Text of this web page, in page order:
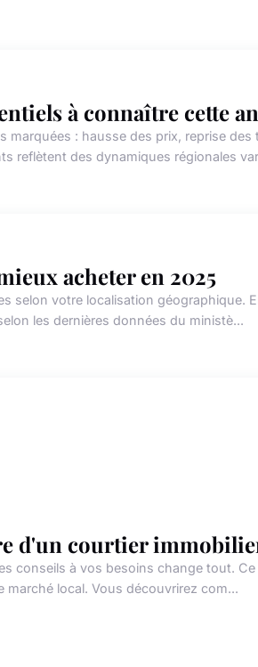
à connaître cette
: hausse des prix, reprise des
reflètent des dynamiques régionales
acheter en 2025
selon votre localisation géographique.
les dernières données du ministè...
d'un courtier
conseils à vos besoins change tout.
local. Vous découvrirez com...